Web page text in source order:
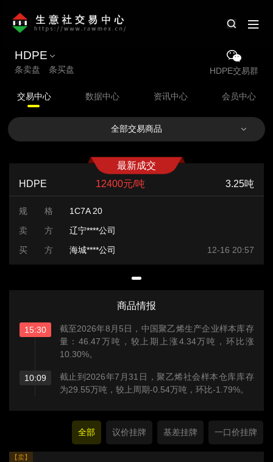
HDPE
条卖盘 条买盘 HDPE交易群
交易中心 数据中心 资讯中心 会员中心
全部交易商品
最新成交
HDPE
12400元/吨 3.25吨
规 格
1C7A 20
卖 方
辽宁****公司
买 方
海城****公司 12-16 20:57
商品情报
15:30
截至2026年8月5日，中国聚乙烯生产企业样本库存
量：46.47万吨，较上期上涨4.34万吨，环比涨
10.30%。
10:09
截止到2026年7月31日，聚乙烯社会样本仓库库存
为29.55万吨，较上周期-0.54万吨，环比-1.79%。
全部 议价挂牌 基差挂牌 一口价挂牌
【卖】